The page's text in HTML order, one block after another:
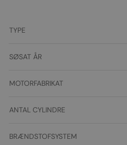
TYPE
SØSAT ÅR
MOTORFABRIKAT
ANTAL CYLINDRE
BRÆNDSTOFSYSTEM